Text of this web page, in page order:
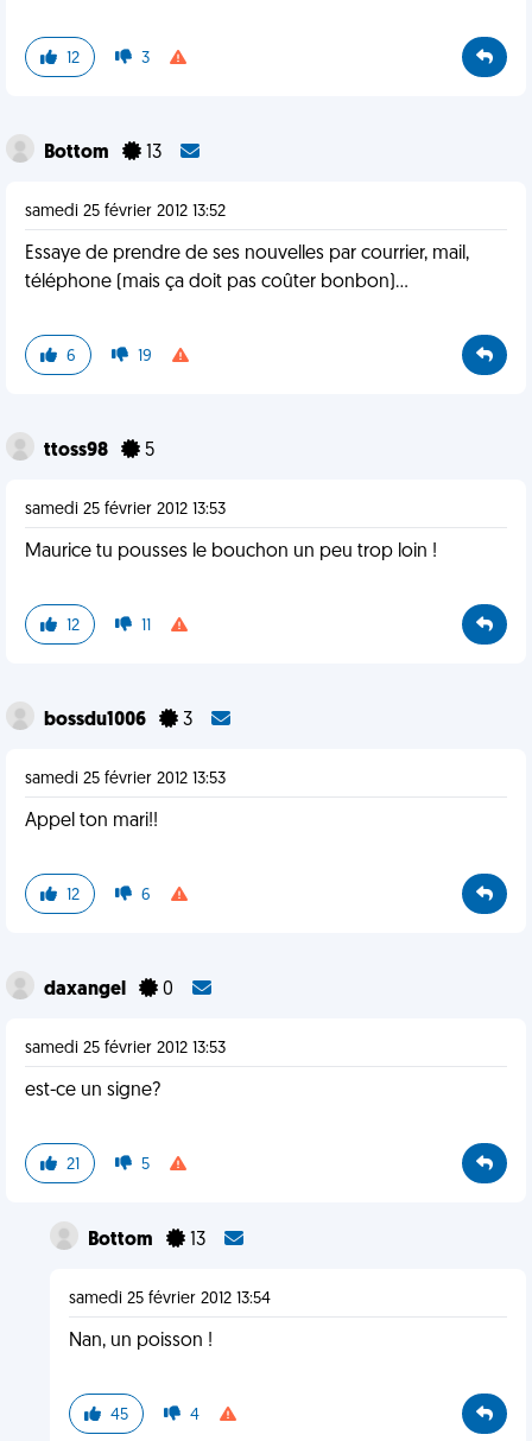
12 3
Bottom 13
samedi 25 février 2012 13:52
Essaye de prendre de ses nouvelles par courrier, mail,
téléphone (mais ça doit pas coûter bonbon)...
6 19
ttoss98 5
samedi 25 février 2012 13:53
Maurice tu pousses le bouchon un peu trop loin !
12 11
bossdu1006 3
samedi 25 février 2012 13:53
Appel ton mari!!
12 6
daxangel 0
samedi 25 février 2012 13:53
est-ce un signe?
21 5
Bottom 13
samedi 25 février 2012 13:54
Nan, un poisson !
45 4